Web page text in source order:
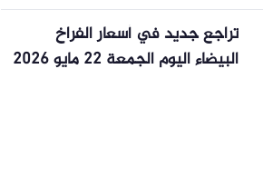
تراجع جديد في أسعار الفراخ
البيضاء اليوم الجمعة 22 مايو 2026